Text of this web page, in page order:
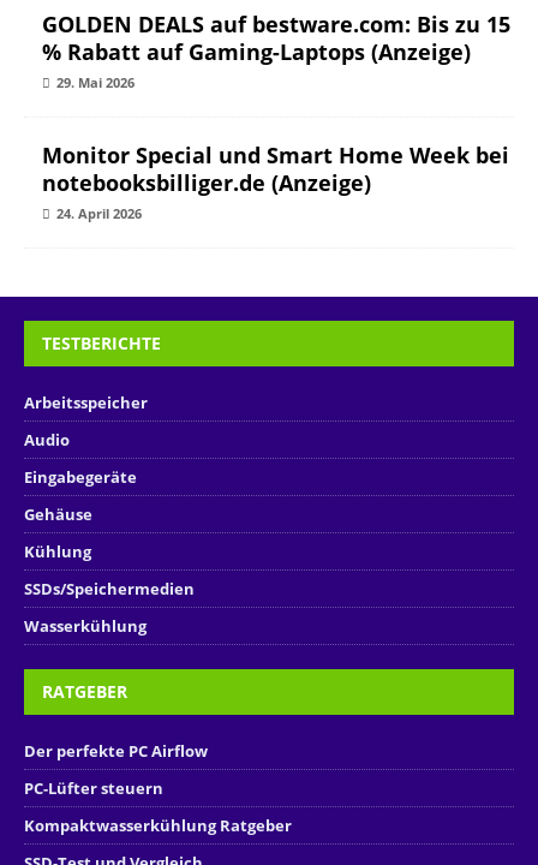
GOLDEN DEALS auf bestware.com: Bis zu 15
% Rabatt auf Gaming-Laptops (Anzeige)
29. Mai 2026
Monitor Special und Smart Home Week bei
notebooksbilliger.de (Anzeige)
24. April 2026
TESTBERICHTE
Arbeitsspeicher
Audio
Eingabegeräte
Gehäuse
Kühlung
SSDs/Speichermedien
Wasserkühlung
RATGEBER
Der perfekte PC Airflow
PC-Lüfter steuern
Kompaktwasserkühlung Ratgeber